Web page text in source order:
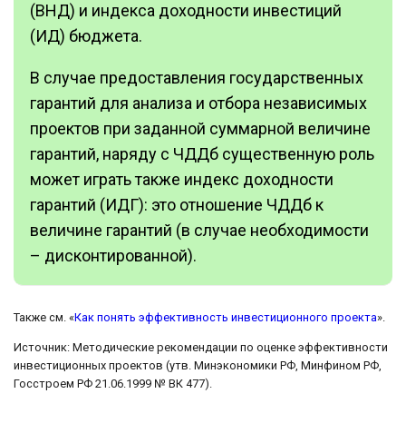
(ВНД) и индекса доходности инвестиций
(ИД) бюджета.
В случае предоставления государственных
гарантий для анализа и отбора независимых
проектов при заданной суммарной величине
гарантий, наряду с ЧДДб существенную роль
может играть также индекс доходности
гарантий (ИДГ): это отношение ЧДДб к
величине гарантий (в случае необходимости
– дисконтированной).
Также см. «Как понять эффективность инвестиционного проекта».
Источник: Методические рекомендации по оценке эффективности
инвестиционных проектов (утв. Минэкономики РФ, Минфином РФ,
Госстроем РФ 21.06.1999 № ВК 477).